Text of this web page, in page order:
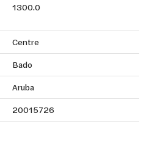
1300.0
Centre
Bado
Aruba
20015726